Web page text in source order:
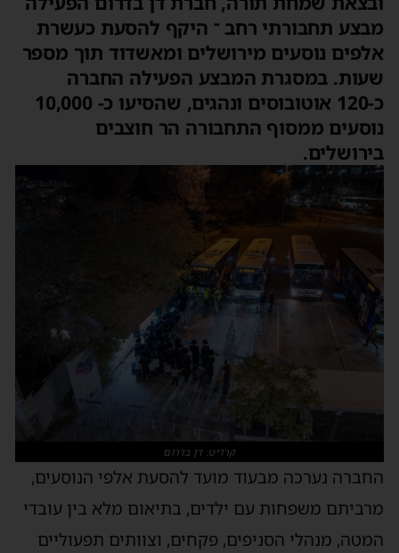
מבצע תחבורתי רחב ־ היקף להסעת כעשרת
אלפים נוסעים מירושלים ומאשדוד תוך מספר
שעות. במסגרת המבצע הפעילה החברה
כ-120 אוטובוסים ונהגים, שהסיעו כ- 10,000
נוסעים ממסוף התחבורה הר חוצבים
בירושלים.
קרדיט: דן בדרום
החברה נערכה מבעוד מועד להסעת אלפי הנוסעים,
מרביתם משפחות עם ילדים, בתיאום מלא בין עובדי
המטה, מנהלי הסניפים, פקחים, וצוותים תפעוליים